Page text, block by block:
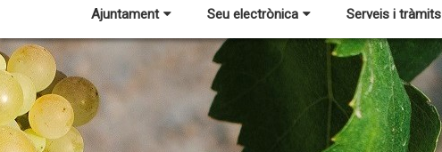
Ajuntament Seu electrònica Serveis i tràmits